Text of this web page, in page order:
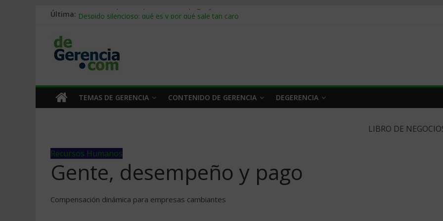
Última: Stablecoins para empresas: cómo pagar y cobrar en 2026
Trabajo forzoso en la cadena de suministro: qué hacer
Mercado hispano de EE. UU.: cómo segmentarlo y venderle
TEMAS DE GERENCIA CONTENIDO DE GERENCIA DEGERENCIA
LIBRO DE
Recursos Humanos
Gente, desempeño y pago
Compensación dinámica para empresas cambiantes